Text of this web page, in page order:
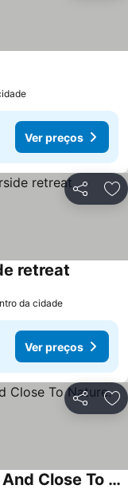
Ver preços
Partilhar
retreat
da cidade
Ver preços
Partilhar
Villa San Sebastian With Pool And Close To Nature. Lugara Nice